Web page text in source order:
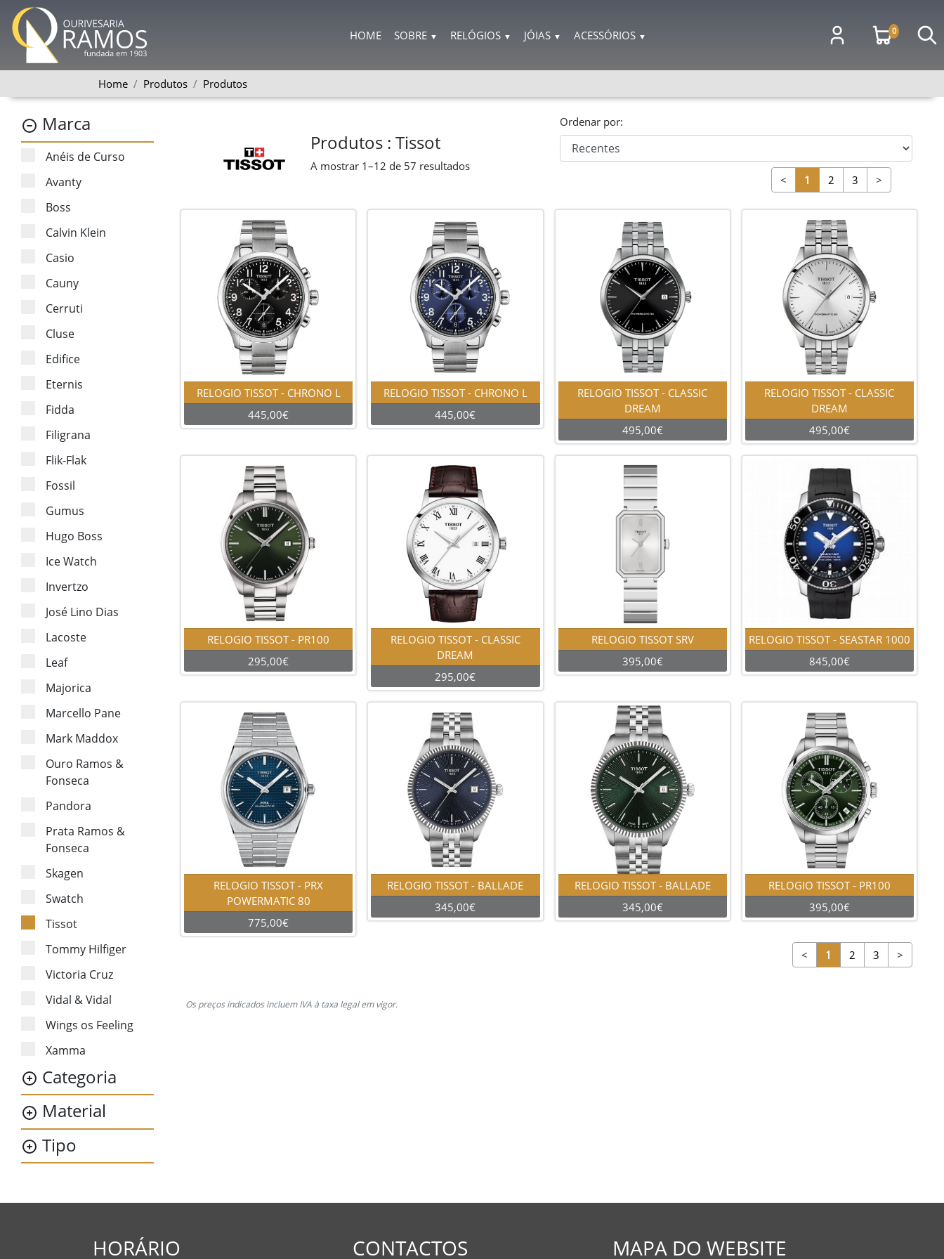
HOME SOBRE ▼ RELÓGIOS ▼ JÓIAS ▼ ACESSÓRIOS ▼ 0
Home Produtos Produtos
Marca
Anéis de Curso
Avanty
Boss
Calvin Klein
Casio
Cauny
Cerruti
Cluse
Edifice
Eternis
Fidda
Filigrana
Flik-Flak
Fossil
Gumus
Hugo Boss
Ice Watch
Invertzo
José Lino Dias
Lacoste
Leaf
Majorica
Marcello Pane
Mark Maddox
Ouro Ramos &
Fonseca
Pandora
Prata Ramos &
Fonseca
Skagen
Swatch
Tissot
Tommy Hilfiger
Victoria Cruz
Vidal & Vidal
Wings os Feeling
Xamma
Categoria
Material
Tipo
Produtos : Tissot
A mostrar 1–12 de 57 resultados
Ordenar por:
< 1 2 3 >
RELOGIO TISSOT - CHRONO L
445,00€
RELOGIO TISSOT - CHRONO L
445,00€
RELOGIO TISSOT - CLASSIC
DREAM
495,00€
RELOGIO TISSOT - CLASSIC
DREAM
495,00€
RELOGIO TISSOT - PR100
295,00€
RELOGIO TISSOT - CLASSIC
DREAM
295,00€
RELOGIO TISSOT SRV
395,00€
RELOGIO TISSOT - SEASTAR 1000
845,00€
RELOGIO TISSOT - PRX
POWERMATIC 80
775,00€
RELOGIO TISSOT - BALLADE
345,00€
RELOGIO TISSOT - BALLADE
345,00€
RELOGIO TISSOT - PR100
395,00€
< 1 2 3 >
Os preços indicados incluem IVA à taxa legal em vigor.
HORÁRIO CONTACTOS MAPA DO WEBSITE